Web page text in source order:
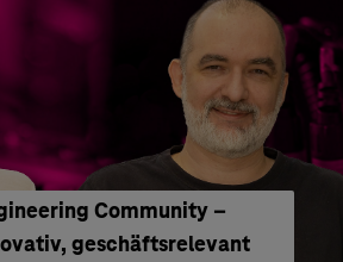
Community –
geschäftsrelevant